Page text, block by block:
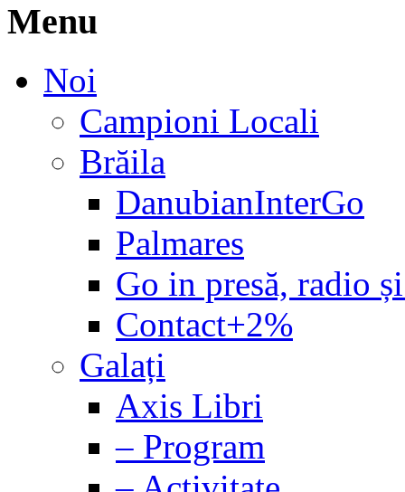
Menu
Noi
Campioni Locali
Brăila
DanubianInterGo
Palmares
Go in presă, radio
Contact+2%
Galați
Axis Libri
– Program